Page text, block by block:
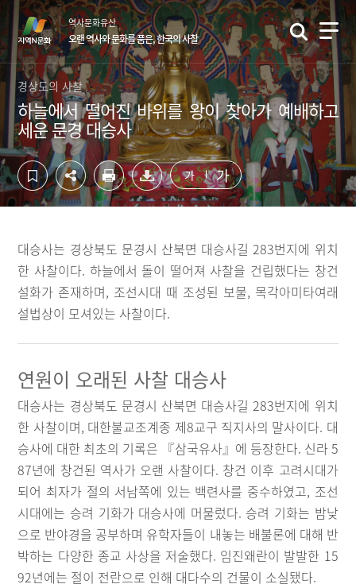
텐
츠
영
역
바
가
기
단
영
역
바
로
기
역사문화유산
오랜 역사와 문화를 품은, 한국의 사찰
경상도의 사찰
하늘에서 떨어진 바위를 왕이 찾아가 예배하고
세운 문경 대승사
가 가
대승사는 경상북도 문경시 산북면 대승사길 283번지에 위치
한 사찰이다. 하늘에서 돌이 떨어져 사찰을 건립했다는 창건
설화가 존재하며, 조선시대 때 조성된 보물, 목각아미타여래
설법상이 모셔있는 사찰이다.
연원이 오래된 사찰 대승사
대승사는 경상북도 문경시 산북면 대승사길 283번지에 위치
한 사찰이며, 대한불교조계종 제8교구 직지사의 말사이다. 대
승사에 대한 최초의 기록은 『삼국유사』에 등장한다. 신라 5
87년에 창건된 역사가 오랜 사찰이다. 창건 이후 고려시대가
되어 최자가 절의 서남쪽에 있는 백련사를 중수하였고, 조선
시대에는 승려 기화가 대승사에 머물렀다. 승려 기화는 밤낮
으로 반야경을 공부하며 유학자들이 내놓는 배불론에 대해 반
박하는 다양한 종교 사상을 저술했다. 임진왜란이 발발한 15
92년에는 절이 전란으로 인해 대다수의 건물이 소실됐다.